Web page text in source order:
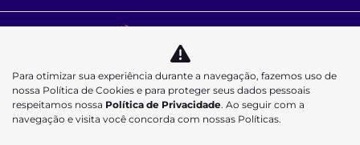
Desacelere. Seu bem maior é a vida.
Desenvolvido pela DEALERSPACE ® Direitos Reservados.
Para otimizar sua experiência durante a navegação, fazemos uso de
nossa Política de Cookies e para proteger seus dados pessoais
respeitamos nossa Política de Privacidade. Ao seguir com a
navegação e visita você concorda com nossas Políticas.